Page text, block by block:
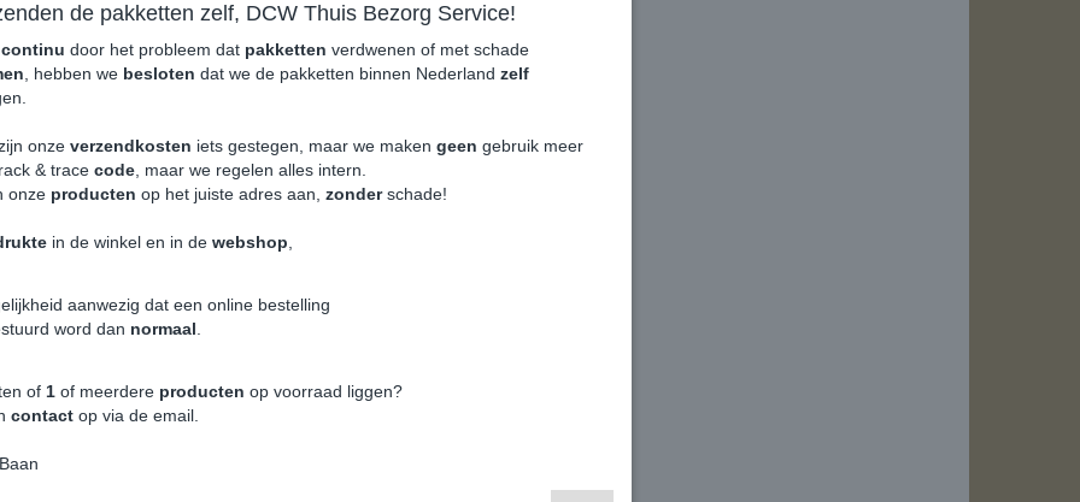
ME52 13cm 2-weg
de pakketten zelf, DCW Thuis Bezorg Service!
continu door het probleem dat pakketten verdwenen of met schade
, hebben we besloten dat we de pakketten binnen Nederland zelf
onze verzendkosten iets gestegen, maar we maken geen gebruik meer
& trace code , maar we regelen alles intern.
onze producten op het juiste adres aan, zonderschade!
in de winkel en in de webshop
aanwezig dat een online bestelling
word dan normaal
of 1 of meerdere producten op voorraad liggen?
contact op via de email.